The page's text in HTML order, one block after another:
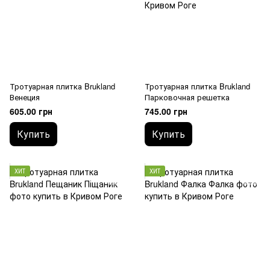
Тротуарная плитка Brukland
Венеция
605.00 грн
Купить
Тротуарная плитка Brukland
Парковочная решетка
745.00 грн
Купить
ХИТ ХИТ